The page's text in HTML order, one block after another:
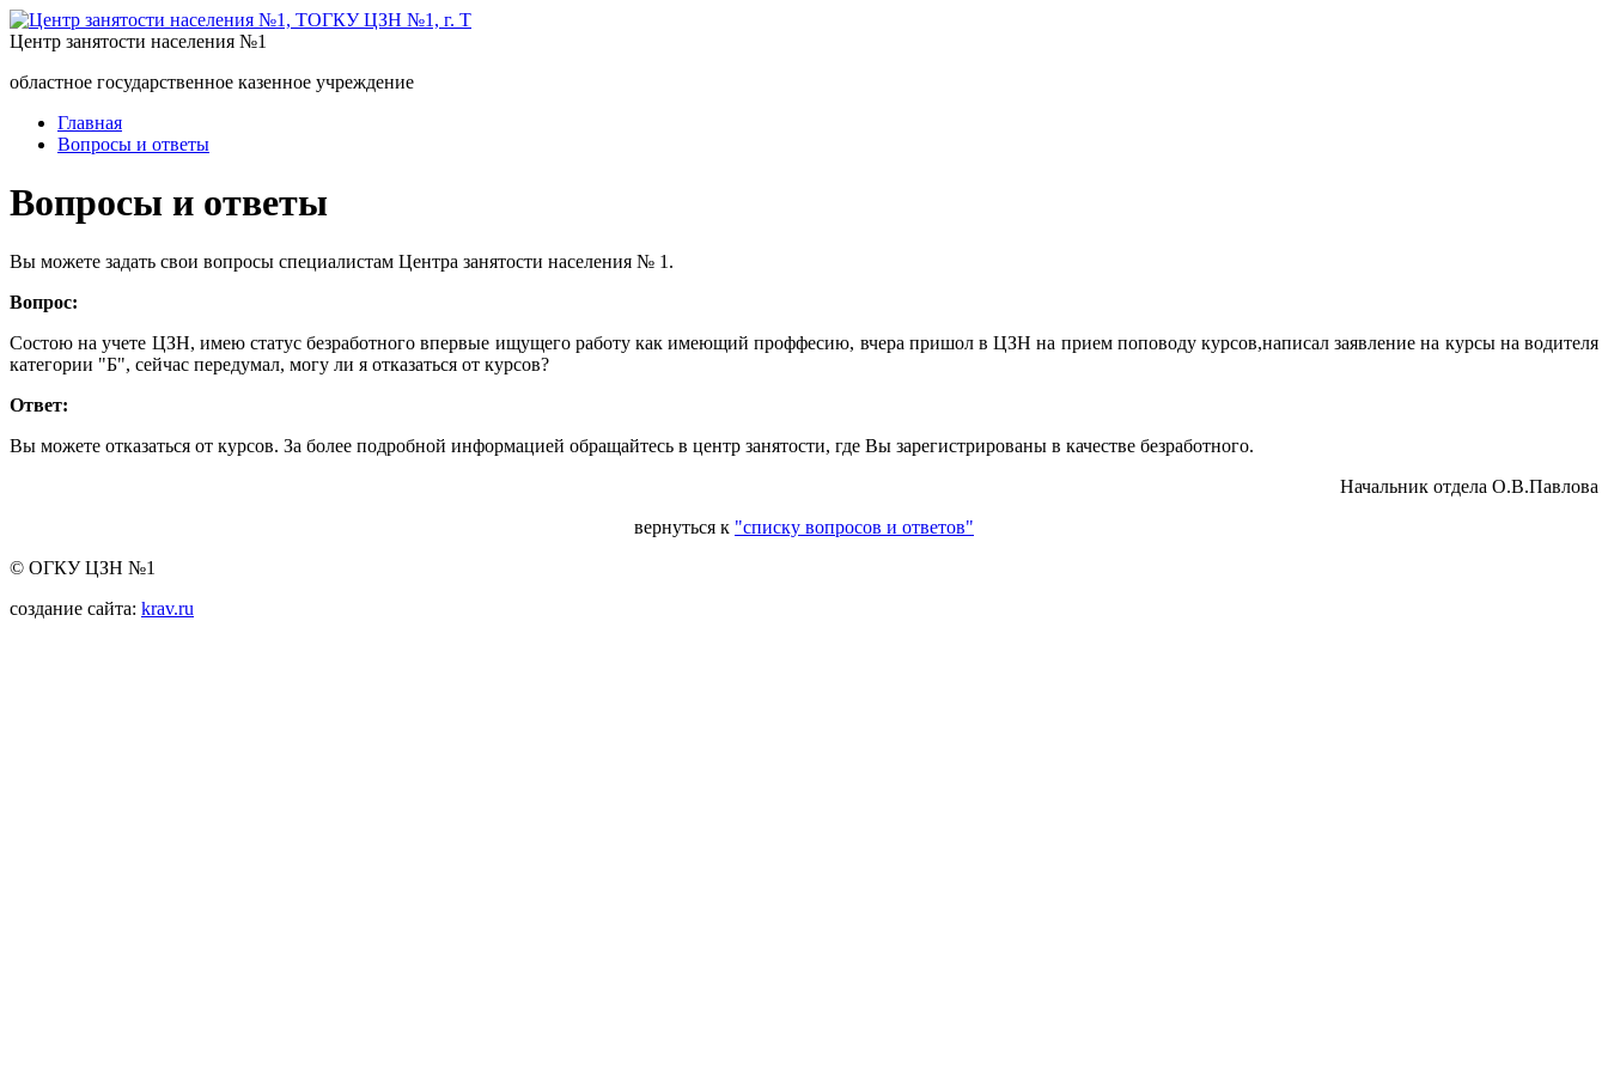
Центр занятости населения №1
областное государственное казенное учреждение
Главная
Вопросы и ответы
Вопросы и ответы
Вы можете задать свои вопросы специалистам Центра занятости населения № 1.
Вопрос:
Состою на учете ЦЗН, имею статус безработного впервые ищущего работу как имеющий проффесию, вчера пришол в ЦЗН на прием поповоду курсов,написал заявление на курсы на водителя
категории "Б", сейчас передумал, могу ли я отказаться от курсов?
Ответ:
Вы можете отказаться от курсов. За более подробной информацией обращайтесь в центр занятости, где Вы зарегистрированы в качестве безработного.
Начальник отдела О.В.Павлова
вернуться к "списку вопросов и ответов"
© ОГКУ ЦЗН №1
создание сайта: krav.ru